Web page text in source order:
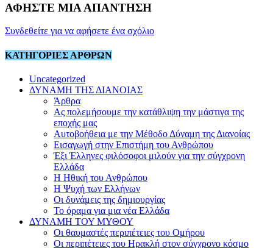
ΑΦΗΣΤΕ ΜΙΑ ΑΠΑΝΤΗΣΗ
Συνδεθείτε για να αφήσετε ένα σχόλιο
ΚΑΤΗΓΟΡΙΕΣ ΑΡΘΡΩΝ
Uncategorized
ΔΥΝΑΜΗ ΤΗΣ ΔΙΑΝΟΙΑΣ
Άρθρα
Ας πολεμήσουμε την κατάθλιψη την μάστιγα της
εποχής μας
Αυτοβοήθεια με την Μέθοδο Δύναμη της Διανοίας
Εισαγωγή στην Επιστήμη του Ανθρώπου
Έξι Έλληνες φιλόσοφοι μιλούν για την σύγχρονη
Ελλάδα
Η Ηθική του Ανθρώπου
Η Ψυχή των Ελλήνων
Οι δυνάμεις της δημιουργίας
Το όραμα για μια νέα Ελλάδα
ΔΥΝΑΜΗ ΤΟΥ ΜΥΘΟΥ
Οι θαυμαστές περιπέτειες του Ομήρου
Οι περιπέτειες του Ηρακλή στον σύγχρονο κόσμο